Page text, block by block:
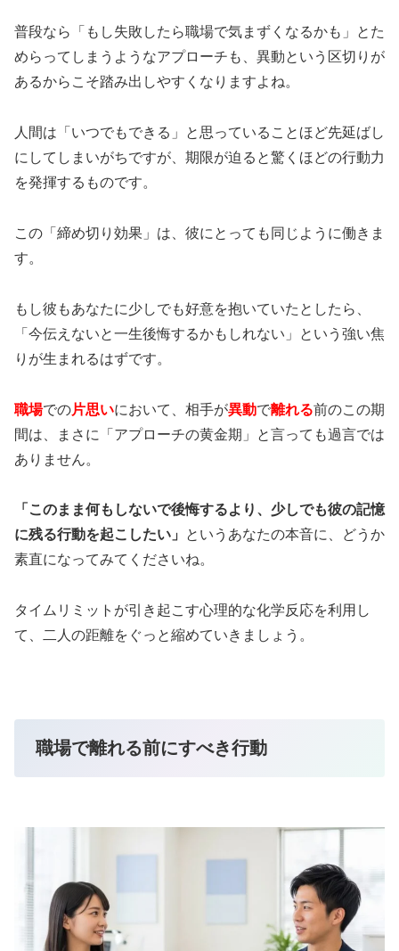
普段なら「もし失敗したら職場で気まずくなるかも」とた
めらってしまうようなアプローチも、異動という区切りが
あるからこそ踏み出しやすくなりますよね。
人間は「いつでもできる」と思っていることほど先延ばし
にしてしまいがちですが、期限が迫ると驚くほどの行動力
を発揮するものです。
この「締め切り効果」は、彼にとっても同じように働きま
す。
もし彼もあなたに少しでも好意を抱いていたとしたら、
「今伝えないと一生後悔するかもしれない」という強い焦
りが生まれるはずです。
職場での片思いにおいて、相手が異動で離れる前のこの期
間は、まさに「アプローチの黄金期」と言っても過言では
ありません。
「このまま何もしないで後悔するより、少しでも彼の記憶
に残る行動を起こしたい」
というあなたの本音に、どうか
素直になってみてくださいね。
タイムリミットが引き起こす心理的な化学反応を利用し
て、二人の距離をぐっと縮めていきましょう。
職場で離れる前にすべき行動